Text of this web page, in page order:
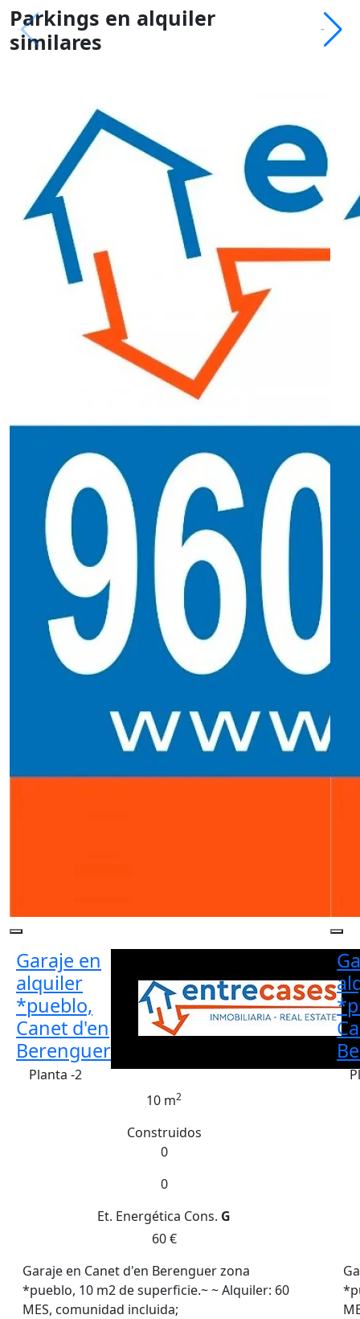
Parkings en alquiler
similares
Garaje en
alquiler
*pueblo,
Canet d'en
Berenguer
Planta -2
10 m2
Construidos
0
0
Et. Energética Cons. G
60 €
Garaje en Canet d'en Berenguer zona
*pueblo, 10 m2 de superficie.~ ~ Alquiler: 60
MES, comunidad incluida;